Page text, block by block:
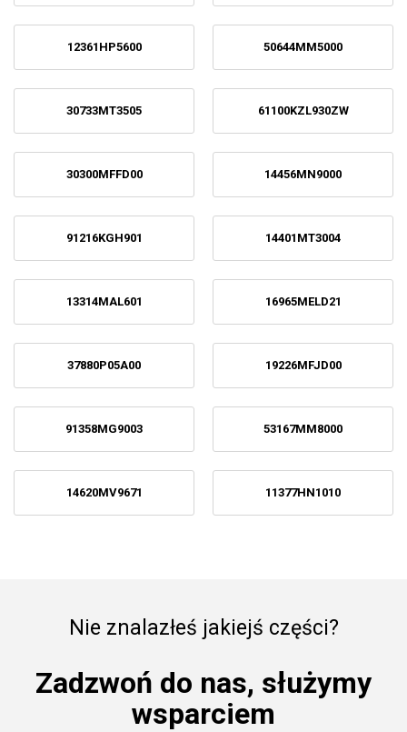
12361HP5600 50644MM5000
30733MT3505 61100KZL930ZW
30300MFFD00 14456MN9000
91216KGH901 14401MT3004
13314MAL601 16965MELD21
37880P05A00 19226MFJD00
91358MG9003 53167MM8000
14620MV9671 11377HN1010
Nie znalazłeś jakiejś części?
Zadzwoń do nas, służymy
wsparciem